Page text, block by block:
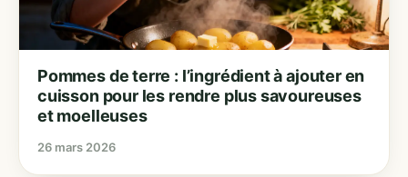
Pommes de terre : l’ingrédient à ajouter en
cuisson pour les rendre plus savoureuses
et moelleuses
26 mars 2026